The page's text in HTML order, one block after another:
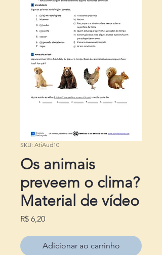
SKU: AtiAud10
Os animais
preveem o clima?
Material de vídeo
R$ 6,20Preço
Adicionar ao carrinho